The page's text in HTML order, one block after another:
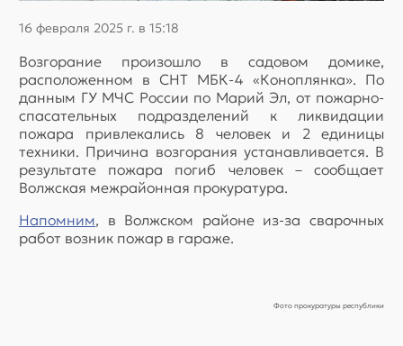
16 февраля 2025 г. в 15:18
Возгорание произошло в садовом домике,
расположенном в СНТ МБК-4 «Коноплянка». По
данным ГУ МЧС России по Марий Эл, от пожарно-
спасательных подразделений к ликвидации
пожара привлекались 8 человек и 2 единицы
техники. Причина возгорания устанавливается. В
результате пожара погиб человек – сообщает
Волжская межрайонная прокуратура.
Напомним, в Волжском районе из-за сварочных
работ возник пожар в гараже.
Фото прокуратуры республики